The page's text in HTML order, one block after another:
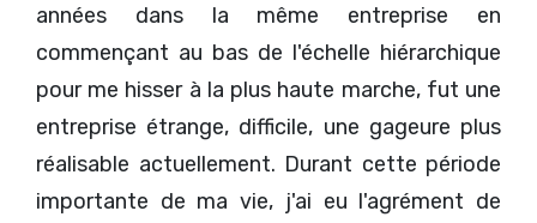
années dans la même entreprise en
commençant au bas de l'échelle hiérarchique
pour me hisser à la plus haute marche, fut une
entreprise étrange, difficile, une gageure plus
réalisable actuellement. Durant cette période
importante de ma vie, j'ai eu l'agrément de